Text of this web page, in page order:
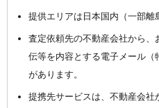
提供エリアは日本国内（一部離
査定依頼先の不動産会社から
伝等を内容とする電子メール（
があります。
提携先サービスは、不動産会